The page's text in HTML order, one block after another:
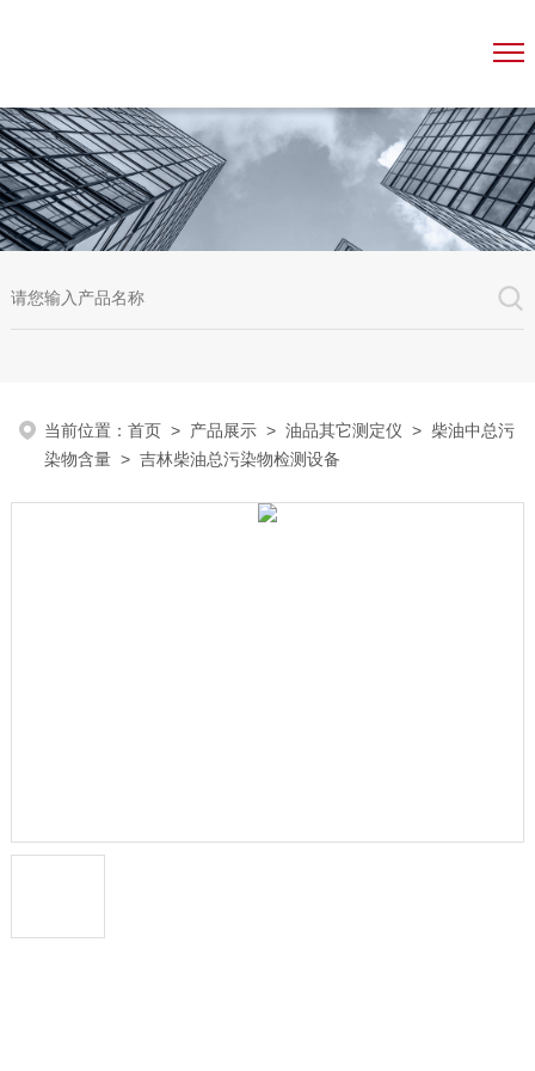
当前位置：首页 > 产品展示 >油品其它测定仪 > 柴油中总污
染物含量 > 吉林柴油总污染物检测设备